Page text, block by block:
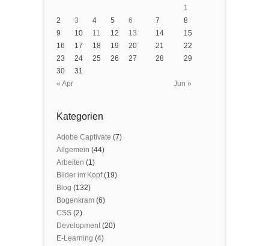
« Apr Jun »
1
2
3 4 5 6 7
8
9
10 11 12 13 14
15
16
17 18 19 20 21
22
23
24 25 26 27 28
29
30
31
Kategorien
Adobe Captivate (7)
Allgemein (44)
Arbeiten (1)
Bilder im Kopf(19)
Blog (132)
Bogenkram (6)
CSS (2)
Development(20)
E-Learning (4)